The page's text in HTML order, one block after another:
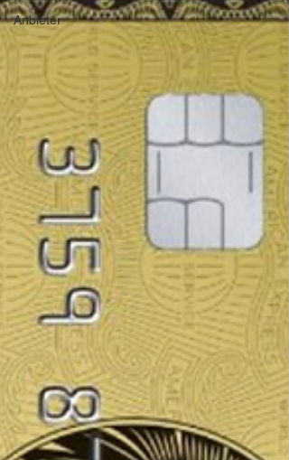
Anbieter